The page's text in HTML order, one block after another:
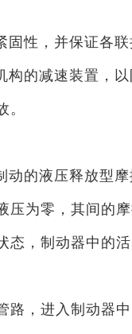
性，并保证各联
的减速装置，
。
的液压释放型
为零，其间的
态，制动器中的
，进入制动器